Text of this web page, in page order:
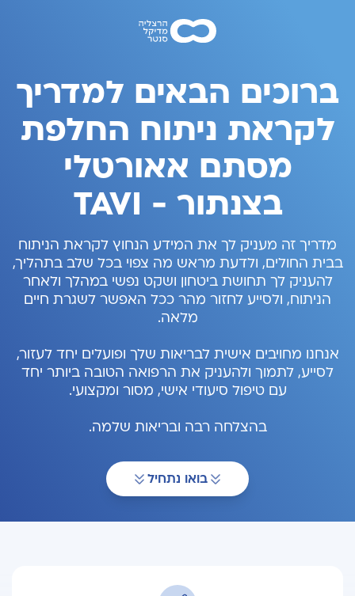
ברוכים הבאים למדריך
לקראת ניתוח החלפת
מסתם אאורטלי
בצנתור - TAVI
מדריך זה מעניק לך את המידע הנחוץ לקראת הניתוח
בבית החולים, ולדעת מראש מה צפוי בכל שלב בתהליך,
להעניק לך תחושת ביטחון ושקט נפשי במהלך ולאחר
הניתוח, ולסייע לחזור מהר ככל האפשר לשגרת חיים
מלאה.
אנחנו מחויבים אישית לבריאות שלך ופועלים יחד לעזור,
לסייע, לתמוך ולהעניק את הרפואה הטובה ביותר יחד
עם טיפול סיעודי אישי, מסור ומקצועי.
בהצלחה רבה ובריאות שלמה.
בואו נתחיל